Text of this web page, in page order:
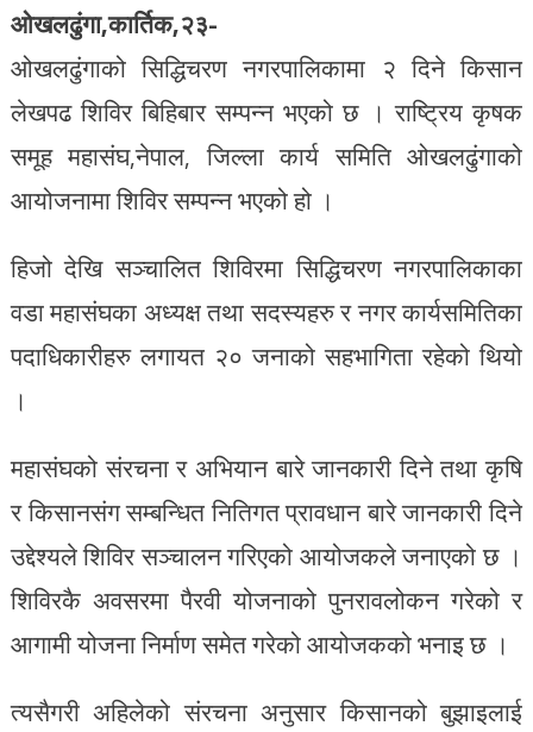
ओखलढुंगा,कार्तिक,२३-
ओखलढुंगाको सिद्धिचरण नगरपालिकामा २ दिने किसान
लेखपढ शिविर बिहिबार सम्पन्न भएको छ । राष्ट्रिय कृषक
समूह महासंघ,नेपाल, जिल्ला कार्य समिति ओखलढुंगाको
आयोजनामा शिविर सम्पन्न भएको हो ।
हिजो देखि सञ्चालित शिविरमा सिद्धिचरण नगरपालिकाका
वडा महासंघका अध्यक्ष तथा सदस्यहरु र नगर कार्यसमितिका
पदाधिकारीहरु लगायत २० जनाको सहभागिता रहेको थियो
।
महासंघको संरचना र अभियान बारे जानकारी दिने तथा कृषि
र किसानसंग सम्बन्धित नितिगत प्रावधान बारे जानकारी दिने
उद्देश्यले शिविर सञ्चालन गरिएको आयोजकले जनाएको छ ।
शिविरकै अवसरमा पैरवी योजनाको पुनरावलोकन गरेको र
आगामी योजना निर्माण समेत गरेको आयोजकको भनाइ छ ।
त्यसैगरी अहिलेको संरचना अनुसार किसानको बुझाइलाई